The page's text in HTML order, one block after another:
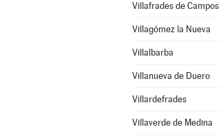
Villafrades de Campos
Villagómez la Nueva
Villalbarba
Villanueva de Duero
Villardefrades
Villaverde de Medina